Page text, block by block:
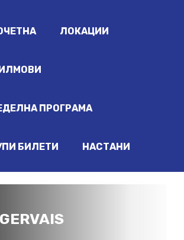
ЛОКАЦИИ
ПРОГРАМА
БИЛЕТИ НАСТАНИ